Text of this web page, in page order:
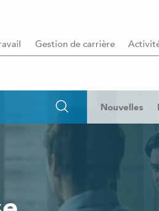
Gestion de carrière
Nouvelles